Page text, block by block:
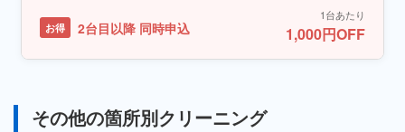
お得 2台目以降 同時申込
1台あたり
1,000円OFF
その他の箇所別クリーニング